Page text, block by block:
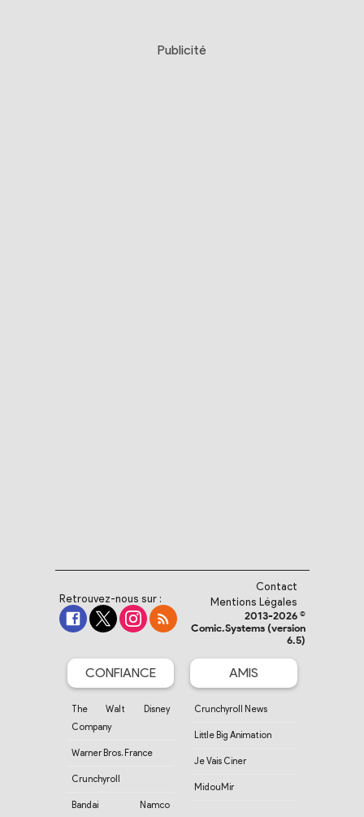
Publicité
Retrouvez-nous sur :
Contact
Mentions Légales
2013-2026 ©
Comic.Systems (version
6.5)
CONFIANCE
The Walt Disney
Company
Warner Bros. France
Crunchyroll
Bandai Namco
AMIS
Crunchyroll News
Little Big Animation
Je Vais Ciner
MidouMir